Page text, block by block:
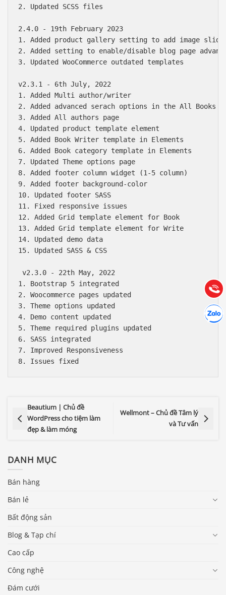
2. Updated SCSS files
2.4.0 - 19th February 2023
1. Added product gallery setting to add image
2. Added setting to enable/disable blog page
3. Updated WooCommerce outdated templates
v2.3.1 - 6th July, 2022
1. Added Multi author/writer
2. Added advanced serach options in the All Books
3. Added All authors page
4. Updated product template element
5. Added Book Writer template in Elements
6. Added Book category template in Elements
7. Updated Theme options page
8. Added footer column widget (1-5 column)
9. Added footer background-color
10. Updated footer SASS
11. Fixed responsive issues
12. Added Grid template element for Book
13. Added Grid template element for Write
14. Updated demo data
15. Updated SASS & CSS
v2.3.0 - 22th May, 2022
1. Bootstrap 5 integrated
2. Woocommerce pages updated
3. Theme options updated
4. Demo content updated
5. Theme required plugins updated
6. SASS integrated
7. Improved Responsiveness
Beautium | Chủ đề
WordPress cho tiệm làm
đẹp & làm móng
Wellmont – Chủ đề Tâm lý
và Tư vấn
DANH MỤC
Bán hàng
Bán lẻ
Bất động sản
Blog & Tạp chí
Cao cấp
Công nghệ
Đám cưới
Gọi
Báo giá & Đặt hàng:
(028) 22.166.144
Chát